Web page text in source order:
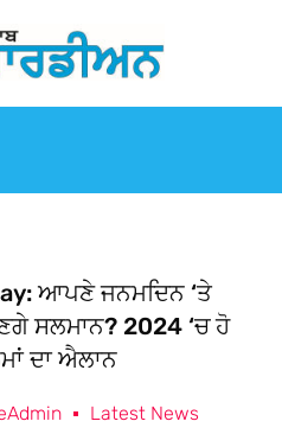
ਆਪਣੇ ਜਨਮਦਿਨ ‘ਤੇ
ਸਲਮਾਨ? 2024 ‘ਚ ਹੋ
ਦਾ ਐਲਾਨ
Latest News